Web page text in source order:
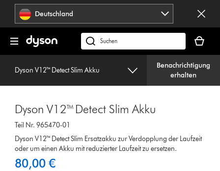
Navigation
überspringenDeutschland
dyson.de
durchsuchen
ist
leer
Dyson V12™ Detect Slim Akku
Benachrichtigung
erhalten
Dyson V12™ Detect Slim Akku
Teil Nr. 965470-01
Dyson V12™ Detect Slim Ersatzakku zur Verdopplung der Laufzeit
oder um einen Akku mit reduzierter Laufzeit zu ersetzen.
80,00 €